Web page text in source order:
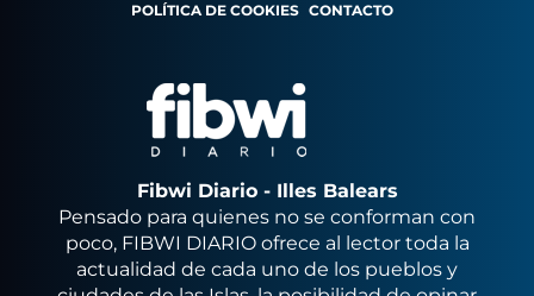
POLÍTICA DE COOKIES CONTACTO
Fibwi Diario - Illes Balears
Pensado para quienes no se conforman con
poco, FIBWI DIARIO ofrece al lector toda la
actualidad de cada uno de los pueblos y